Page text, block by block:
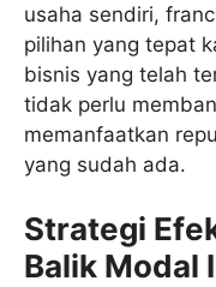
usaha sendiri,
pilihan yang tepat
bisnis yang telah
tidak perlu
memanfaatkan
yang sudah ada.
Strategi
Balik Modal